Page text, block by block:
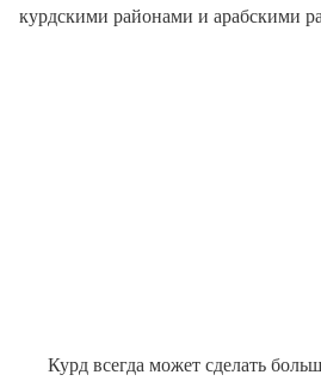
курдскими районами и арабскими
Курд всегда может сделать